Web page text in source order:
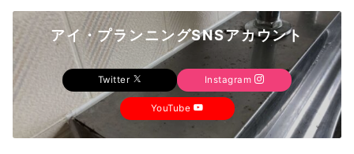
アイ・プランニングSNSアカウント
Twitter Instagram
YouTube